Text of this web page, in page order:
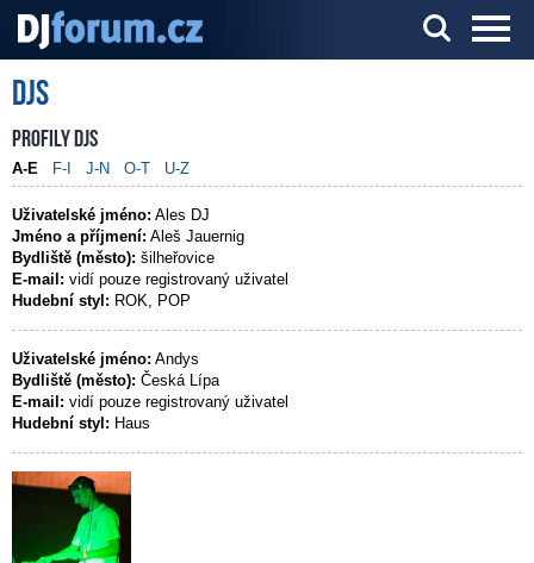
Server o DJ technice a DJingu
DJs
Profily DJs
A-E F-I J-N O-T U-Z
Uživatelské jméno: Ales DJ
Jméno a příjmení: Aleš Jauernig
Bydliště (město): šilheřovice
E-mail: vidí pouze registrovaný uživatel
Hudební styl: ROK, POP
Uživatelské jméno: Andys
Bydliště (město): Česká Lípa
E-mail: vidí pouze registrovaný uživatel
Hudební styl: Haus